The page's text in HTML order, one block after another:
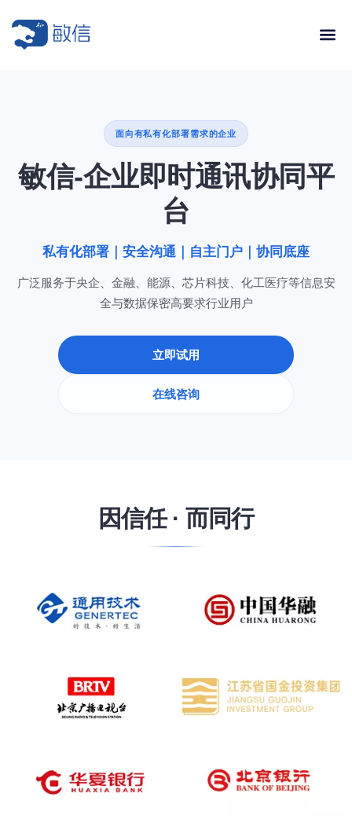
面向有私有化部署需求的企业
敏信-企业即时通讯协同平
台
私有化部署｜安全沟通｜自主门户｜协同底座
广泛服务于央企、金融、能源、芯片科技、化工医疗等信息安
全与数据保密高要求行业用户
立即试用
在线咨询
因信任 · 而同行